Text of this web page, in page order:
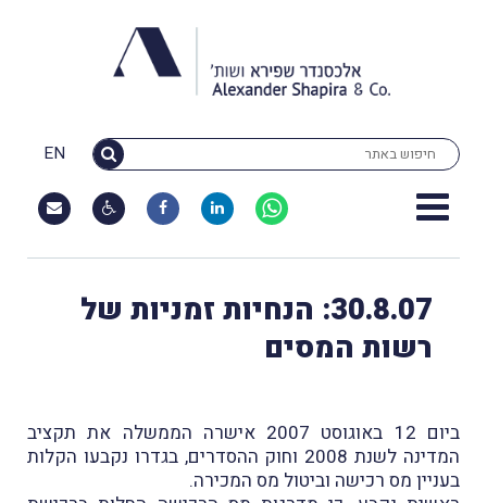
EN
30.8.07: הנחיות זמניות של
רשות המסים
ביום 12 באוגוסט 2007 אישרה הממשלה את תקציב
המדינה לשנת 2008 וחוק ההסדרים, בגדרו נקבעו הקלות
בעניין מס רכישה וביטול מס המכירה.